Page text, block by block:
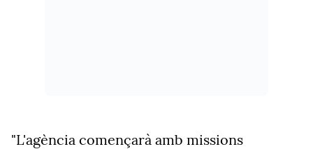
"L'agència començarà amb missions